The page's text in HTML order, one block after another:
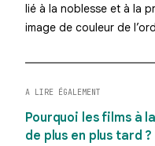
lié à la noblesse et à la
image de couleur de
A LIRE ÉGALEMENT
Pourquoi les films à
de plus en plus tard ?